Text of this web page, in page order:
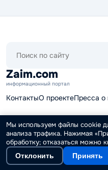
сайту
Zaim.com
информационный портал
КонтактыО проектеПресса о
Партнерская программа
Финансовые калькуляторы
Мы используем файлы cookie
анализа трафика. Нажимая
обработку; отказаться можно
Отклонить Принять